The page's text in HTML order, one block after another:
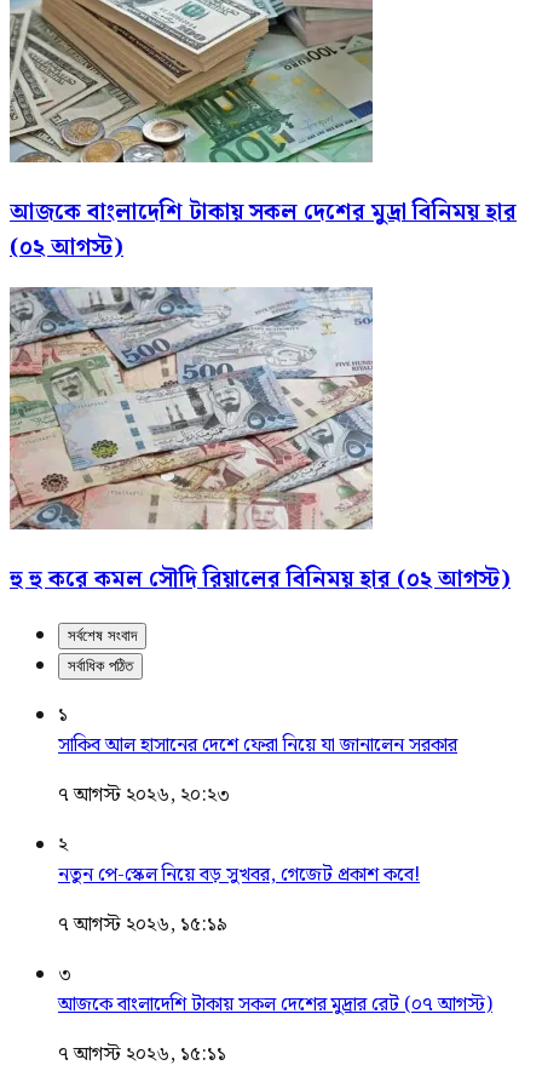
আজকে বাংলাদেশি টাকায় সকল দেশের মুদ্রা বিনিময় হার
(০২ আগস্ট)
হু হু করে কমল সৌদি রিয়ালের বিনিময় হার (০২ আগস্ট)
সর্বশেষ সংবাদ
সর্বাধিক পঠিত
১
সাকিব আল হাসানের দেশে ফেরা নিয়ে যা জানালেন সরকার
৭ আগস্ট ২০২৬, ২০:২৩
২
নতুন পে-স্কেল নিয়ে বড় সুখবর, গেজেট প্রকাশ কবে!
৭ আগস্ট ২০২৬, ১৫:১৯
৩
আজকে বাংলাদেশি টাকায় সকল দেশের মুদ্রার রেট (০৭ আগস্ট)
৭ আগস্ট ২০২৬, ১৫:১১